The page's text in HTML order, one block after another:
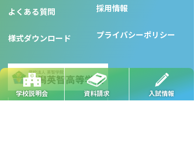
よくある質問
様式ダウンロード
採用情報
プライバシーポリシー
学校説明会 資料請求 入試情報